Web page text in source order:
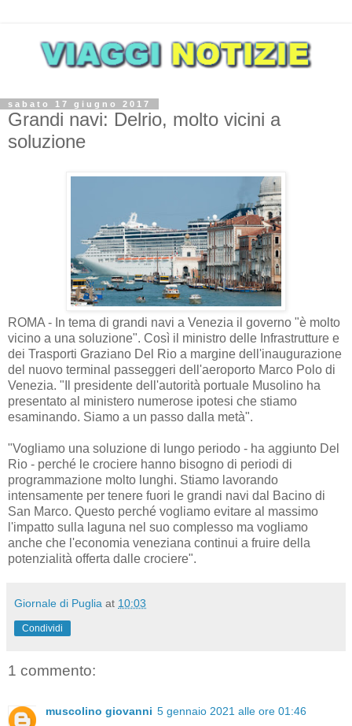
sabato 17 giugno 2017
Grandi navi: Delrio, molto vicini a
soluzione
ROMA - In tema di grandi navi a Venezia il governo "è molto
vicino a una soluzione". Così il ministro delle Infrastrutture e
dei Trasporti Graziano Del Rio a margine dell'inaugurazione
del nuovo terminal passeggeri dell'aeroporto Marco Polo di
Venezia. "Il presidente dell'autorità portuale Musolino ha
presentato al ministero numerose ipotesi che stiamo
esaminando. Siamo a un passo dalla metà".
"Vogliamo una soluzione di lungo periodo - ha aggiunto Del
Rio - perché le crociere hanno bisogno di periodi di
programmazione molto lunghi. Stiamo lavorando
intensamente per tenere fuori le grandi navi dal Bacino di
San Marco. Questo perché vogliamo evitare al massimo
l'impatto sulla laguna nel suo complesso ma vogliamo
anche che l'economia veneziana continui a fruire della
potenzialità offerta dalle crociere".
Giornale di Puglia at 10:03
Condividi
1 commento:
muscolino giovanni 5 gennaio 2021 alle ore 01:46